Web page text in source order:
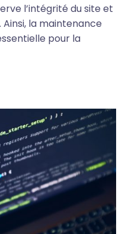
l’intégrité du site et
la maintenance
pour la